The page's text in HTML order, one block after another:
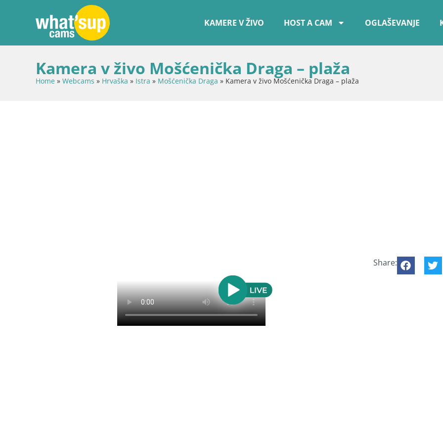
KAMERE V ŽIVO HOST A CAM OGLAŠEVANJE
Kamera v živo Mošćenička Draga – plaža
Home » Webcams » Hrvaška » Istra » Mošćenička Draga » Kamera v živo Mošćenička Draga – plaža
Share: